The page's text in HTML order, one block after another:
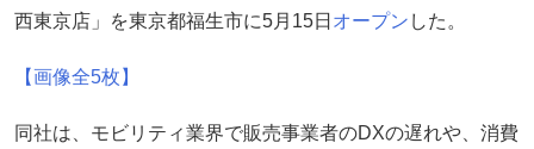
西東京店」を東京都福生市に5月15日 オープン した。
【画像全5枚】
同社は、モビリティ業界で販売事業者のDXの遅れや、消費